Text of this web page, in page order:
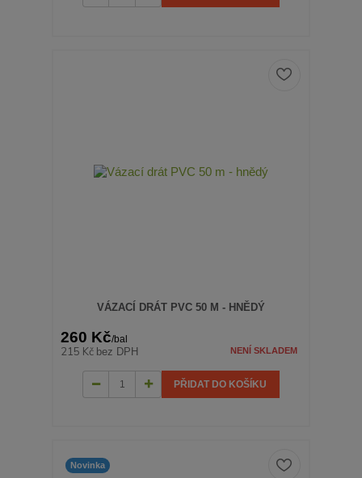
VÁZACÍ DRÁT PVC 50 M - HNĚDÝ
260 Kč/bal
215 Kč bez DPH NENÍ SKLADEM
PŘIDAT DO KOŠÍKU
Novinka